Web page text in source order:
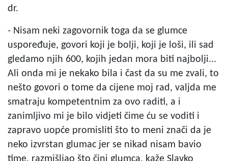
dr.
- Nisam neki zagovornik toga da se glumce
uspoređuje, govori koji je bolji, koji je loši, ili sad
gledamo njih 600, kojih jedan mora biti najbolji...
Ali onda mi je nekako bila i čast da su me zvali, to
nešto govori o tome da cijene moj rad, valjda me
smatraju kompetentnim za ovo raditi, a i
zanimljivo mi je bilo vidjeti čime ću se voditi i
zapravo uopće promisliti što to meni znači da je
neko izvrstan glumac jer se nikad nisam bavio
time, razmišljao što čini glumca, kaže Slavko